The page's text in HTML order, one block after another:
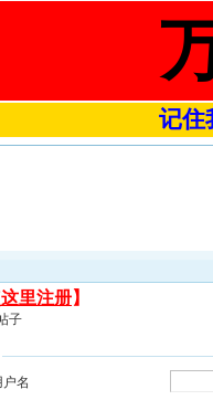
记住
里注册】
子
户名